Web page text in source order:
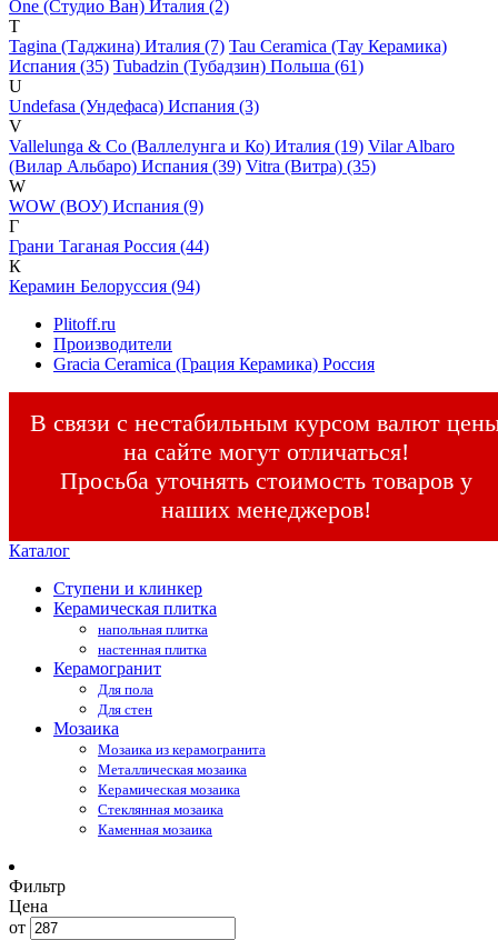
One (Студио Ван) Италия (2)
T
Tagina (Таджина) Италия (7) Tau Ceramica (Тау Керамика)
Испания (35) Tubadzin (Тубадзин) Польша (61)
U
Undefasa (Ундефаса) Испания (3)
V
Vallelunga & Co (Валлелунга и Ко) Италия (19) Vilar Albaro
(Вилар Альбаро) Испания (39) Vitra (Витра) (35)
W
WOW (ВОУ) Испания (9)
Г
Грани Таганая Россия (44)
К
Керамин Белоруссия (94)
Plitoff.ru
Производители
Gracia Ceramica (Грация Керамика) Россия
В связи с нестабильным курсом валют
на сайте могут отличаться!
Просьба уточнять стоимость товаров у
наших менеджеров!
Каталог
Ступени и клинкер
Керамическая плитка
напольная плитка
настенная плитка
Керамогранит
Для пола
Для стен
Мозаика
Мозаика из керамогранита
Металлическая мозаика
Керамическая мозаика
Стеклянная мозаика
Каменная мозаика
Фильтр
Цена
от